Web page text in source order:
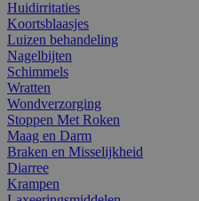
Huidirritaties
Koortsblaasjes
Luizen behandeling
Nagelbijten
Schimmels
Wratten
Wondverzorging
Stoppen Met Roken
Maag en Darm
Braken en Misselijkheid
Diarree
Krampen